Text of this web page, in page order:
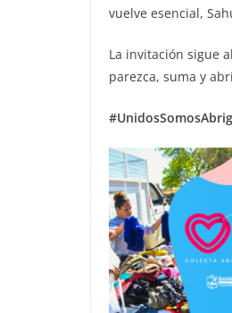
vuelve esencial,
La invitación sigue
parezca, suma y